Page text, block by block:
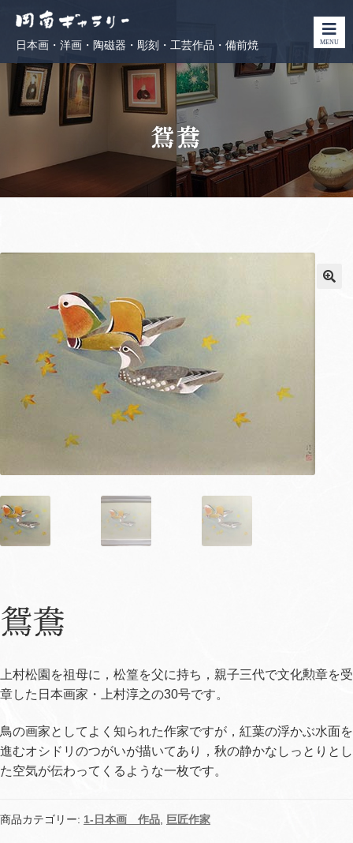
日本画・洋画・陶磁器・彫刻・工芸作品・備前焼 MENU
鴛鴦
鴛鴦
上村松園を祖母に，松篁を父に持ち，親子三代で文化勲章を受
章した日本画家・上村淳之の30号です。
鳥の画家としてよく知られた作家ですが，紅葉の浮かぶ水面を
進むオシドリのつがいが描いてあり，秋の静かなしっとりとし
た空気が伝わってくるような一枚です。
商品カテゴリー: 1-日本画 作品 巨匠作家